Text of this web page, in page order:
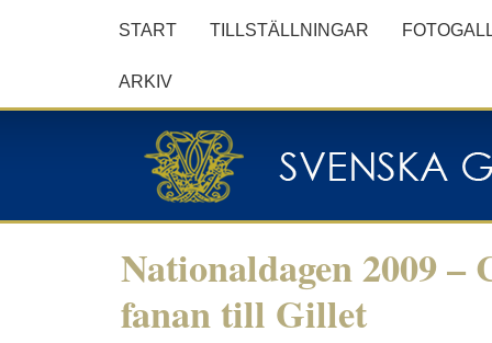
START TILLSTÄLLNINGAR
ARKIV
Nationaldagen 2009
fanan till Gillet